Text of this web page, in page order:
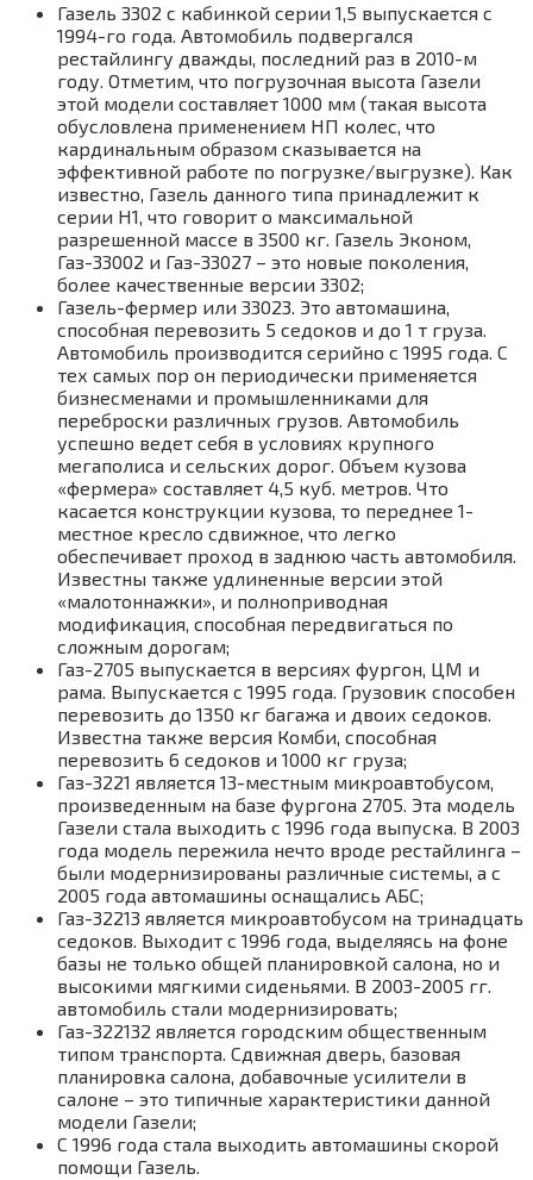
Газель 3302 с кабинкой серии 1,5 выпускается с
1994-го года. Автомобиль подвергался
рестайлингу дважды, последний раз в 2010-м
году. Отметим, что погрузочная высота Газели
этой модели составляет 1000 мм (такая высота
обусловлена применением НП колес, что
кардинальным образом сказывается на
эффективной работе по погрузке/выгрузке). Как
известно, Газель данного типа принадлежит к
серии Н1, что говорит о максимальной
разрешенной массе в 3500 кг. Газель Эконом,
Газ-33002 и Газ-33027 – это новые поколения,
более качественные версии 3302;
Газель-фермер или 33023. Это автомашина,
способная перевозить 5 седоков и до 1 т груза.
Автомобиль производится серийно с 1995 года. С
тех самых пор он периодически применяется
бизнесменами и промышленниками для
переброски различных грузов. Автомобиль
успешно ведет себя в условиях крупного
мегаполиса и сельских дорог. Объем кузова
«фермера» составляет 4,5 куб. метров. Что
касается конструкции кузова, то переднее 1-
местное кресло сдвижное, что легко
обеспечивает проход в заднюю часть автомобиля.
Известны также удлиненные версии этой
«малотоннажки», и полноприводная
модификация, способная передвигаться по
сложным дорогам;
Газ-2705 выпускается в версиях фургон, ЦМ и
рама. Выпускается с 1995 года. Грузовик способен
перевозить до 1350 кг багажа и двоих седоков.
Известна также версия Комби, способная
перевозить 6 седоков и 1000 кг груза;
Газ-3221 является 13-местным микроавтобусом,
произведенным на базе фургона 2705. Эта модель
Газели стала выходить с 1996 года выпуска. В 2003
года модель пережила нечто вроде рестайлинга –
были модернизированы различные системы, а с
2005 года автомашины оснащались АБС;
Газ-32213 является микроавтобусом на тринадцать
седоков. Выходит с 1996 года, выделяясь на фоне
базы не только общей планировкой салона, но и
высокими мягкими сиденьями. В 2003-2005 гг.
автомобиль стали модернизировать;
Газ-322132 является городским общественным
типом транспорта. Сдвижная дверь, базовая
планировка салона, добавочные усилители в
салоне – это типичные характеристики данной
модели Газели;
С 1996 года стала выходить автомашины скорой
помощи Газель.